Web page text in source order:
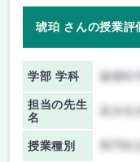
琥珀 さんの授業評
学部 学科 健康科
担当の先生
名
授業種別